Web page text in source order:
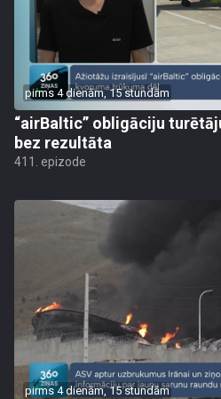
pirms 4 dienām, 15 stundām
“airBaltic” obligāciju
bez rezultāta
411. epizode
pirms 4 dienām, 15 stundām